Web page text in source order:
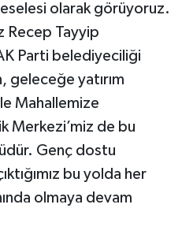
olarak görüyoruz.
Recep Tayyip
Parti belediyeciliği
geleceğe yatırım
Mahallemize
Merkezi’miz de bu
Genç dostu
bu yolda her
olmaya devam